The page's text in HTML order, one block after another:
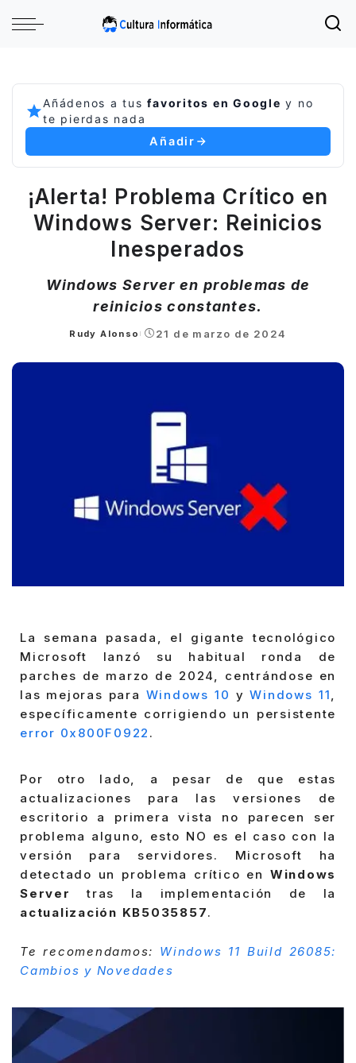
Añádenos a tusfavoritos en Google y no
te pierdas nada
Añadir
¡Alerta! Problema Crítico en
Windows Server: Reinicios
Inesperados
Windows Server en problemas de
reinicios constantes.
Posted
Rudy Alonso 21 de marzo de 2024
La semana pasada, el gigante tecnológico
Microsoft lanzó su habitual ronda de
parches de marzo de 2024, centrándose en
las mejoras para Windows 10 yWindows 11,
específicamente corrigiendo un persistente
error 0x800F0922 .
Por otro lado, a pesar de que estas
actualizaciones para las versiones de
escritorio a primera vista no parecen ser
problema alguno, esto NO es el caso con la
versión para servidores. Microsoft ha
detectado un problema crítico en Windows
Server
tras la implementación de la
actualización KB5035857.
Te recomendamos: Windows 11 Build 26085:
Cambios y Novedades